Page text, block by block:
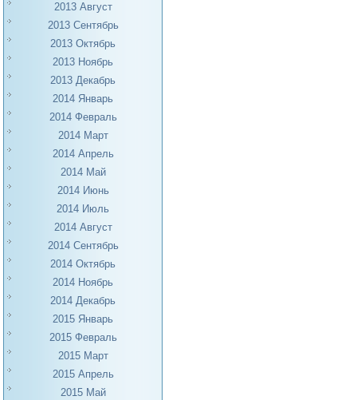
2013 Август
2013 Сентябрь
2013 Октябрь
2013 Ноябрь
2013 Декабрь
2014 Январь
2014 Февраль
2014 Март
2014 Апрель
2014 Май
2014 Июнь
2014 Июль
2014 Август
2014 Сентябрь
2014 Октябрь
2014 Ноябрь
2014 Декабрь
2015 Январь
2015 Февраль
2015 Март
2015 Апрель
2015 Май